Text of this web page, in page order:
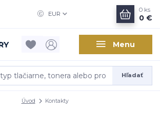
Menu
EUR
Hľadať
0 ks
0 €
Úvod Kontakty